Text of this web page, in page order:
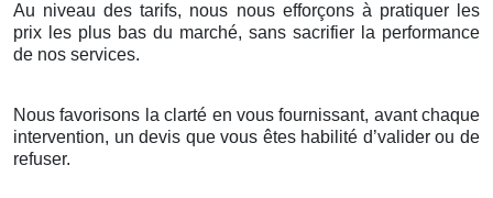
Au niveau des tarifs, nous nous efforçons à pratiquer les
prix les plus bas du marché, sans sacrifier la performance
de nos services.
Nous favorisons la clarté en vous fournissant, avant chaque
intervention, un devis que vous êtes habilité d’valider ou de
refuser.